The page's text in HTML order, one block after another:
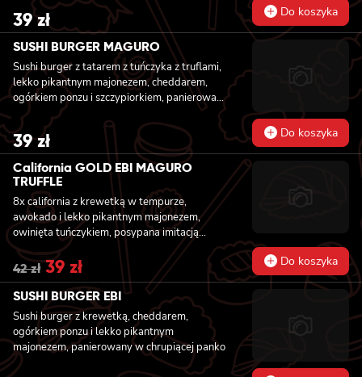
39zł Do koszyka
SUSHI BURGER MAGURO
Sushi burger z tatarem z tuńczyka z truflami,
lekko pikantnym majonezem, cheddarem,
ogórkiem ponzu i szczypiorkiem, panierowany
w chrupiącej panko
39zł Do koszyka
California GOLD EBI MAGURO
TRUFFLE
8x california z krewetką w tempurze,
awokado i lekko pikantnym majonezem,
owinięta tuńczykiem, posypana imitacją
czarnej ikry
42zł Original
price
was:
42 zł.
39 zł Current
price
is:
39 zł.
Do koszyka
SUSHI BURGER EBI
Sushi burger z krewetką, cheddarem,
ogórkiem ponzu i lekko pikantnym
majonezem, panierowany w chrupiącej panko